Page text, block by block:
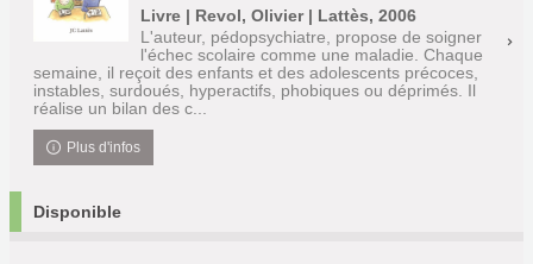
Livre | Revol, Olivier | Lattès, 2006
L'auteur, pédopsychiatre, propose de soigner
l'échec scolaire comme une maladie. Chaque
semaine, il reçoit des enfants et des adolescents précoces,
instables, surdoués, hyperactifs, phobiques ou déprimés. Il
réalise un bilan des c...
Plus d'infos
Disponible